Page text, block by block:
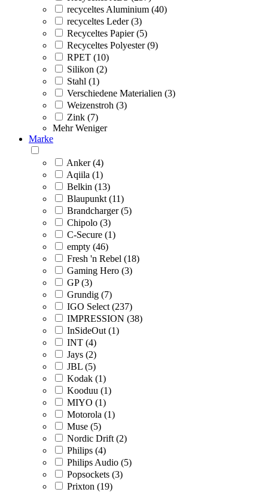
recyceltes Aluminium (40)
recyceltes Leder (3)
Recyceltes Papier (5)
Recyceltes Polyester (9)
RPET (10)
Silikon (2)
Stahl (1)
Verschiedene Materialien (3)
Weizenstroh (3)
Zink (7)
Mehr Weniger
Marke
Anker (4)
Aqiila (1)
Belkin (13)
Blaupunkt (11)
Brandcharger (5)
Chipolo (3)
C-Secure (1)
empty (46)
Fresh 'n Rebel (18)
Gaming Hero (3)
GP (3)
Grundig (7)
IGO Select (237)
IMPRESSION (38)
InSideOut (1)
INT (4)
Jays (2)
JBL (5)
Kodak (1)
Kooduu (1)
MIYO (1)
Motorola (1)
Muse (5)
Nordic Drift (2)
Philips (4)
Philips Audio (5)
Popsockets (3)
Prixton (19)